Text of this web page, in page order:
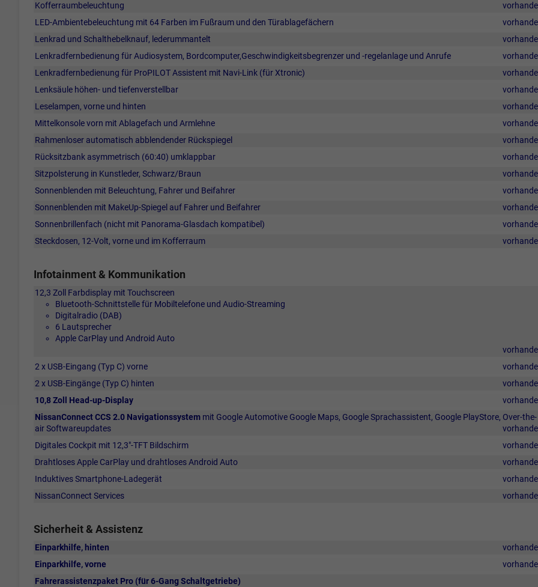
Kofferraumbeleuchtung
LED-Ambientebeleuchtung mit 64 Farben im Fußraum und den Türablagefächern
Lenkrad und Schalthebelknauf, lederummantelt
Lenkradfernbedienung für Audiosystem, Bordcomputer,Geschwindigkeitsbegrenzer und -regelanlage und Anrufe
Lenkradfernbedienung für ProPILOT Assistent mit Navi-Link (für Xtronic)
Lenksäule höhen- und tiefenverstellbar
Leselampen, vorne und hinten
Mittelkonsole vorn mit Ablagefach und Armlehne
Rahmenloser automatisch abblendender Rückspiegel
Rücksitzbank asymmetrisch (60:40) umklappbar
Sitzpolsterung in Kunstleder, Schwarz/Braun
Sonnenblenden mit Beleuchtung, Fahrer und Beifahrer
Sonnenblenden mit MakeUp-Spiegel auf Fahrer und Beifahrer
Sonnenbrillenfach (nicht mit Panorama-Glasdach kompatibel)
Steckdosen, 12-Volt, vorne und im Kofferraum
Infotainment & Kommunikation
12,3 Zoll Farbdisplay mit Touchscreen
Bluetooth-Schnittstelle für Mobiltelefone und Audio-Streaming
Digitalradio (DAB)
6 Lautsprecher
Apple CarPlay und Android Auto
2 x USB-Eingang (Typ C) vorne
2 x USB-Eingänge (Typ C) hinten
10,8 Zoll Head-up-Display
NissanConnect CCS 2.0 Navigationssystem mit Google Automotive Google Maps, Google Sprachassistent, Google PlayStore, Over-the-
air Softwareupdates
Digitales Cockpit mit 12,3"-TFT Bildschirm
Drahtloses Apple CarPlay und drahtloses Android Auto
Induktives Smartphone-Ladegerät
NissanConnect Services
Sicherheit & Assistenz
Einparkhilfe, hinten
Einparkhilfe, vorne
Fahrerassistenzpaket Pro (für 6-Gang Schaltgetriebe)